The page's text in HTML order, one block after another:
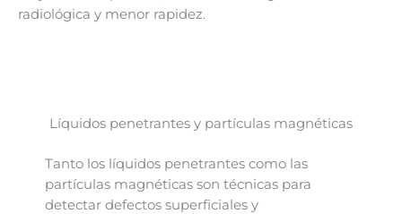
radiológica y menor rapidez.
Líquidos penetrantes y partículas magnéticas
Tanto los líquidos penetrantes como las
partículas magnéticas son técnicas para
detectar defectos superficiales y